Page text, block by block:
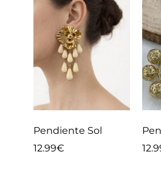
Pendiente Sol
12.99€